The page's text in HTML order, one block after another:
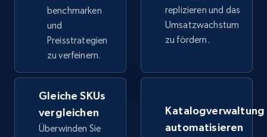
5.4K+ 668+ Jetzt anfangen
TikTok Shop - Collect TikTok shop products
URL, Title, Available, Description, Currency, Initial
price, Final price, Discount percent, and more.
benchmarken
und
Preisstrategien
zu verfeinern.
replizieren und das
Umsatzwachstum
zu fördern.
Gleiche SKUs
vergleichen
Überwinden Sie
Katalogverwaltung
automatisieren